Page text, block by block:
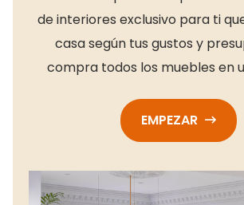
de interiores exclusivo para ti
casa según tus gustos y
compra todos los muebles en
EMPEZAR